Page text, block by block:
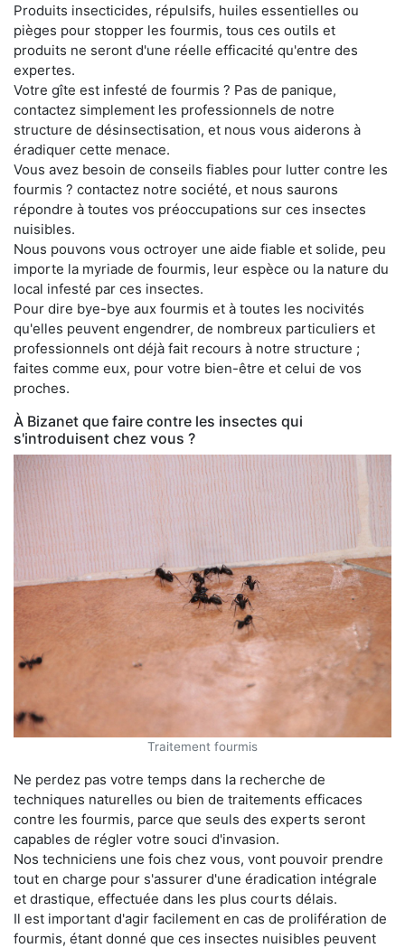
Produits insecticides, répulsifs, huiles essentielles ou
pièges pour stopper les fourmis, tous ces outils et
produits ne seront d'une réelle efficacité qu'entre des
expertes.
Votre gîte est infesté de fourmis ? Pas de panique,
contactez simplement les professionnels de notre
structure de désinsectisation, et nous vous aiderons à
éradiquer cette menace.
Vous avez besoin de conseils fiables pour lutter contre les
fourmis ? contactez notre société, et nous saurons
répondre à toutes vos préoccupations sur ces insectes
nuisibles.
Nous pouvons vous octroyer une aide fiable et solide, peu
importe la myriade de fourmis, leur espèce ou la nature du
local infesté par ces insectes.
Pour dire bye-bye aux fourmis et à toutes les nocivités
qu'elles peuvent engendrer, de nombreux particuliers et
professionnels ont déjà fait recours à notre structure ;
faites comme eux, pour votre bien-être et celui de vos
proches.
À Bizanet que faire contre les insectes qui
s'introduisent chez vous ?
Traitement fourmis
Ne perdez pas votre temps dans la recherche de
techniques naturelles ou bien de traitements efficaces
contre les fourmis, parce que seuls des experts seront
capables de régler votre souci d'invasion.
Nos techniciens une fois chez vous, vont pouvoir prendre
tout en charge pour s'assurer d'une éradication intégrale
et drastique, effectuée dans les plus courts délais.
Il est important d'agir facilement en cas de prolifération de
fourmis, étant donné que ces insectes nuisibles peuvent